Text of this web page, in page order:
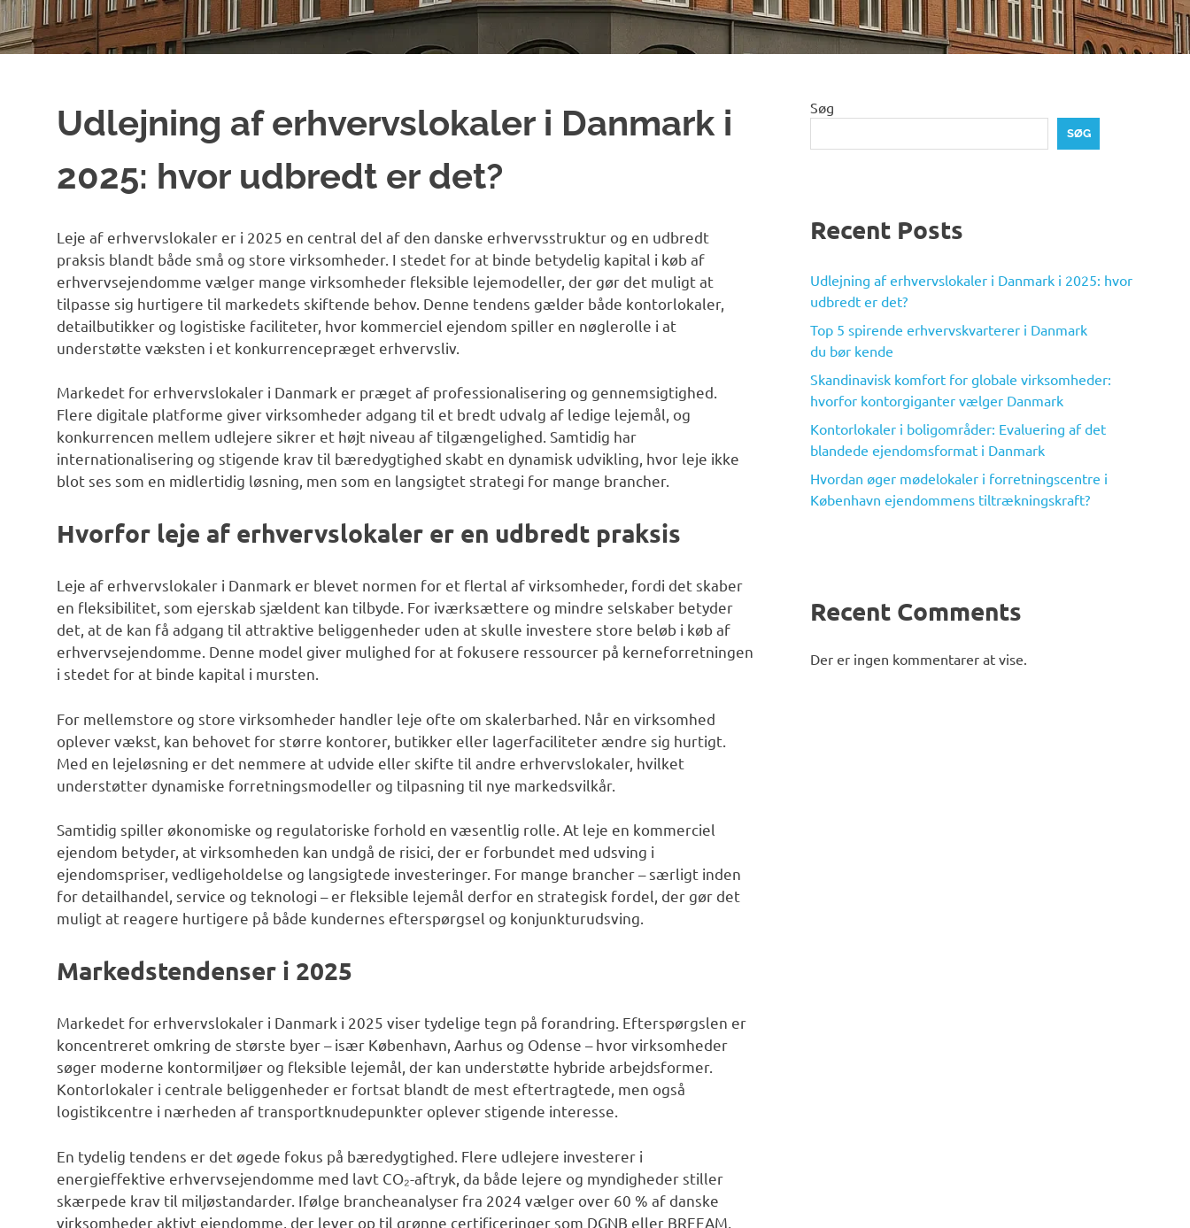
Udlejning af erhvervslokaler i Danmark i
2025: hvor udbredt er det?
Leje af erhvervslokaler er i 2025 en central del af den danske erhvervsstruktur og en udbredt
praksis blandt både små og store virksomheder. I stedet for at binde betydelig kapital i køb af
erhvervsejendomme vælger mange virksomheder fleksible lejemodeller, der gør det muligt at
tilpasse sig hurtigere til markedets skiftende behov. Denne tendens gælder både kontorlokaler,
detailbutikker og logistiske faciliteter, hvor kommerciel ejendom spiller en nøglerolle i at
understøtte væksten i et konkurrencepræget erhvervsliv.
Markedet for erhvervslokaler i Danmark er præget af professionalisering og gennemsigtighed.
Flere digitale platforme giver virksomheder adgang til et bredt udvalg af ledige lejemål, og
konkurrencen mellem udlejere sikrer et højt niveau af tilgængelighed. Samtidig har
internationalisering og stigende krav til bæredygtighed skabt en dynamisk udvikling, hvor leje ikke
blot ses som en midlertidig løsning, men som en langsigtet strategi for mange brancher.
Hvorfor leje af erhvervslokaler er en udbredt praksis
Leje af erhvervslokaler i Danmark er blevet normen for et flertal af virksomheder, fordi det skaber
en fleksibilitet, som ejerskab sjældent kan tilbyde. For iværksættere og mindre selskaber betyder
det, at de kan få adgang til attraktive beliggenheder uden at skulle investere store beløb i køb af
erhvervsejendomme. Denne model giver mulighed for at fokusere ressourcer på kerneforretningen
i stedet for at binde kapital i mursten.
For mellemstore og store virksomheder handler leje ofte om skalerbarhed. Når en virksomhed
oplever vækst, kan behovet for større kontorer, butikker eller lagerfaciliteter ændre sig hurtigt.
Med en lejeløsning er det nemmere at udvide eller skifte til andre erhvervslokaler, hvilket
understøtter dynamiske forretningsmodeller og tilpasning til nye markedsvilkår.
Samtidig spiller økonomiske og regulatoriske forhold en væsentlig rolle. At leje en kommerciel
ejendom betyder, at virksomheden kan undgå de risici, der er forbundet med udsving i
ejendomspriser, vedligeholdelse og langsigtede investeringer. For mange brancher – særligt inden
for detailhandel, service og teknologi – er fleksible lejemål derfor en strategisk fordel, der gør det
muligt at reagere hurtigere på både kundernes efterspørgsel og konjunkturudsving.
Markedstendenser i 2025
Markedet for erhvervslokaler i Danmark i 2025 viser tydelige tegn på forandring. Efterspørgslen er
koncentreret omkring de største byer – især København, Aarhus og Odense – hvor virksomheder
søger moderne kontormiljøer og fleksible lejemål, der kan understøtte hybride arbejdsformer.
Kontorlokaler i centrale beliggenheder er fortsat blandt de mest eftertragtede, men også
logistikcentre i nærheden af transportknudepunkter oplever stigende interesse.
En tydelig tendens er det øgede fokus på bæredygtighed. Flere udlejere investerer i
energieffektive erhvervsejendomme med lavt CO₂-aftryk, da både lejere og myndigheder stiller
skærpede krav til miljøstandarder. Ifølge brancheanalyser fra 2024 vælger over 60 % af danske
virksomheder aktivt ejendomme, der lever op til grønne certificeringer som DGNB eller BREEAM,
Søg
SØG
Recent Posts
Udlejning af erhvervslokaler i Danmark i 2025: hvor
udbredt er det?
Top 5 spirende erhvervskvarterer i Danmark
du bør kende
Skandinavisk komfort for globale virksomheder:
hvorfor kontorgiganter vælger Danmark
Kontorlokaler i boligområder: Evaluering af det
blandede ejendomsformat i Danmark
Hvordan øger mødelokaler i forretningscentre i
København ejendommens tiltrækningskraft?
Recent Comments
Der er ingen kommentarer at vise.